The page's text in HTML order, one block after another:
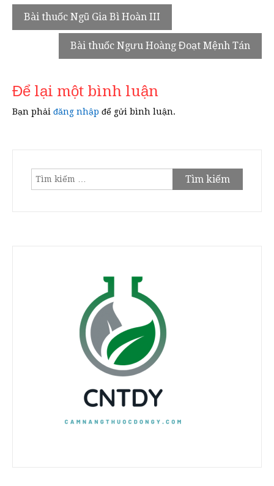
Điều
hướng
Bài thuốc Ngũ Gia Bì Hoàn III
Bài thuốc Ngưu Hoàng Đoạt Mệnh Tán
Để lại một bình luận
Bạn phải đăng nhập để gửi bình luận.
Tìm
kiếm